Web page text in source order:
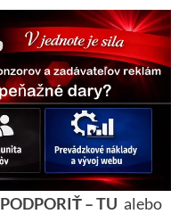
PODPORIŤ – TU alebo